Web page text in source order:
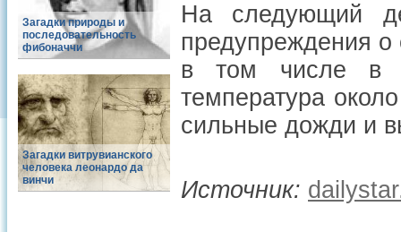
Загадки природы и
последовательность
фибоначчи
Загадки витрувианского
человека леонардо да
винчи
На следующий
предупреждения о
в том числе в
температура
сильные дожди и
Источник: